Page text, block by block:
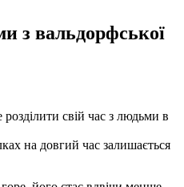
з вальдорфської
свій час з людьми в
на довгий час залишається